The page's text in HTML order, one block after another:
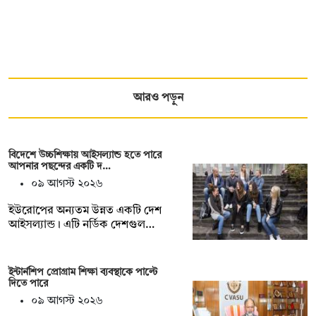
আরও পড়ুন
বিদেশে উচ্চশিক্ষায় আইসল্যান্ড হতে পারে
আপনার পছন্দের একটি দ…
০৯ আগস্ট ২০২৬
ইউরোপের অন্যতম উন্নত একটি দেশ
আইসল্যান্ড। এটি নর্ডিক দেশগুল…
ইন্টার্নশিপ প্রোগ্রাম শিক্ষা ব্যবস্থাকে পাল্টে
দিতে পারে
০৯ আগস্ট ২০২৬